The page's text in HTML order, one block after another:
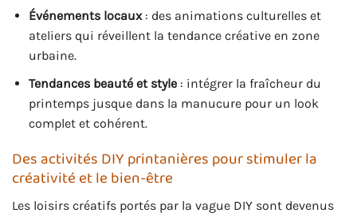
Événements locaux: des animations culturelles et
ateliers qui réveillent la tendance créative en zone
urbaine.
Tendances beauté et style: intégrer la fraîcheur du
printemps jusque dans la manucure pour un look
complet et cohérent.
Des activités DIY printanières pour stimuler la
créativité et le bien-être
Les loisirs créatifs portés par la vague DIY sont devenus